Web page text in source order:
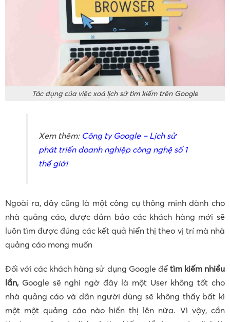
Tác dụng của việc xoá lịch sử tìm kiếm trên Google
Xem thêm: Công ty Google – Lịch sử
phát triển doanh nghiệp công nghệ số 1
thế giới
Ngoài ra, đây cũng là một công cụ thông minh dành cho
nhà quảng cáo, được đảm bảo các khách hàng mới sẽ
luôn tìm được đúng các kết quả hiển thị theo vị trí mà nhà
quảng cáo mong muốn
Đối với các khách hàng sử dụng Google để tìm kiếm nhiều
lần, Google sẽ nghi ngờ đây là một User không tốt cho
nhà quảng cáo và dần người dùng sẽ không thấy bất kì
một một quảng cáo nào hiển thị lên nữa. Vì vậy, cần